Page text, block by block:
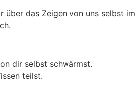
das Zeigen von uns selbst
dir selbst schwärmst.
teilst.